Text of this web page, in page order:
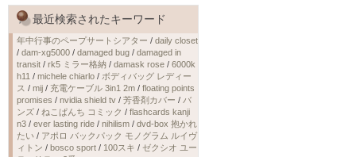
最近検索されたキーワード
年中行事のペープサートシアター / daily closet
/ dam-xg5000 / damaged bug / damaged in
transit / rk5 ミラー格納 / damask rose / 6000k
h11 / michele chiarlo / ボディバッグ レディー
ス / mij / 充電ケーブル 3in1 2m / floating points
promises / nvidia shield tv / 芳香剤カバー / バ
ンズ / ねこぱんち コミック / flashcards kanji
n3 / ever lasting ride / nihilism / dvd-box 抱かれ
たい / アポロ バックパック モノグラム ルイヴ
ィトン / bosco sport / 100スキ / ゼクシオ ユー